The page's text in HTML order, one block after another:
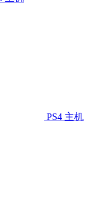
PS4 主机